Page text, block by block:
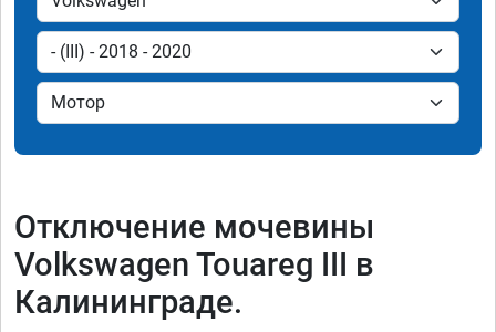
Отключение мочевины
Volkswagen Touareg III в
Калининграде.